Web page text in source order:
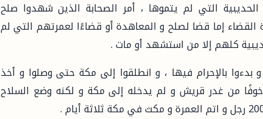
التي لم يتموها ، أمر الصحابة الذين شهدوا صلح
إما قضا لصلح و المعاهدة أو قضاءًا لعمرتهم التي لم
كلهم إلا من استشهد أو مات .
بدءوا بالإحرام فيها ، و انطلقوا إلى مكة حتى وصلوا و أخذ
من غدر قريش و لم يدخله إلى مكة و لكنه وضع السلاح